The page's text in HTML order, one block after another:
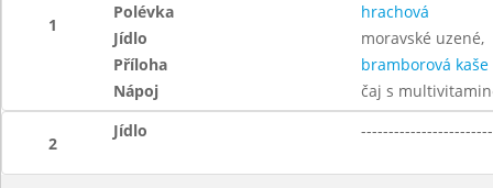
1
Polévka
hrachová
Jídlo
moravské uzené,
Příloha
bramborová kaše
Nápoj
čaj s
2
Jídlo